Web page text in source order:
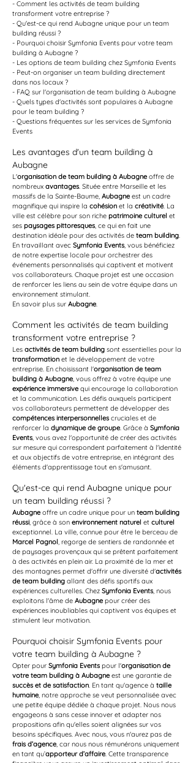
- Comment les activités de team building
transforment votre entreprise ?
- Qu'est-ce qui rend Aubagne unique pour un team
building réussi ?
- Pourquoi choisir Symfonia Events pour votre team
building à Aubagne ?
- Les options de team building chez Symfonia Events
- Peut-on organiser un team building directement
dans nos locaux ?
- FAQ sur l'organisation de team building à Aubagne
- Quels types d'activités sont populaires à Aubagne
pour le team building ?
- Questions fréquentes sur les services de Symfonia
Events
Les avantages d'un team building à
Aubagne
L'organisation de team building à Aubagne offre de
nombreux avantages. Située entre Marseille et les
massifs de la Sainte-Baume, Aubagne est un cadre
magnifique qui inspire la cohésion et la créativité. La
ville est célèbre pour son riche patrimoine culturel et
ses paysages pittoresques, ce qui en fait une
destination idéale pour des activités de team building.
En travaillant avec Symfonia Events, vous bénéficiez
de notre expertise locale pour orchestrer des
événements personnalisés qui captivent et motivent
vos collaborateurs. Chaque projet est une occasion
de renforcer les liens au sein de votre équipe dans un
environnement stimulant.
En savoir plus sur Aubagne.
Comment les activités de team building
transforment votre entreprise ?
Les activités de team building sont essentielles pour la
transformation et le développement de votre
entreprise. En choisissant l'organisation de team
building à Aubagne, vous offrez à votre équipe une
expérience immersive qui encourage la collaboration
et la communication. Les défis auxquels participent
vos collaborateurs permettent de développer des
compétences interpersonnelles cruciales et de
renforcer la dynamique de groupe. Grâce à Symfonia
Events, vous avez l'opportunité de créer des activités
sur mesure qui correspondent parfaitement à l'identité
et aux objectifs de votre entreprise, en intégrant des
éléments d'apprentissage tout en s'amusant.
Qu'est-ce qui rend Aubagne unique pour
un team building réussi ?
Aubagne offre un cadre unique pour un team building
réussi, grâce à son environnement naturel et culturel
exceptionnel. La ville, connue pour être le berceau de
Marcel Pagnol, regorge de sentiers de randonnée et
de paysages provençaux qui se prêtent parfaitement
à des activités en plein air. La proximité de la mer et
des montagnes permet d'offrir une diversité d'activités
de team building allant des défis sportifs aux
expériences culturelles. Chez Symfonia Events, nous
exploitons l'âme de Aubagne pour créer des
expériences inoubliables qui captivent vos équipes et
stimulent leur motivation.
Pourquoi choisir Symfonia Events pour
votre team building à Aubagne ?
Opter pour Symfonia Events pour l'organisation de
votre team building à Aubagne est une garantie de
succès et de satisfaction. En tant qu'agence à taille
humaine, notre approche se veut personnalisée avec
une petite équipe dédiée à chaque projet. Nous nous
engageons à sans cesse innover et adapter nos
propositions afin qu'elles soient alignées sur vos
besoins spécifiques. Avec nous, vous n'aurez pas de
frais d’agence, car nous nous rémunérons uniquement
en tant qu’apporteur d’affaire. Cette transparence